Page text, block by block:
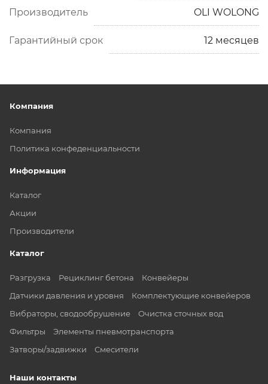
Производитель OLI WOLONG
Гарантийный срок 12 месяцев
Компания
Компания
Политика конфеденциальности
Информация
Каталог
Акции
Производители
Каталог
Разгрузка Рециклинг бетона
Конвейеры
Датчики давления и уровня
Комплектующие конвейеров
Вибраторы, сводообрушение
Очистка сточных вод
Фильтры
Элементы пневмотранспорта
Затворы/задвижки
Смесители
Наши контакты